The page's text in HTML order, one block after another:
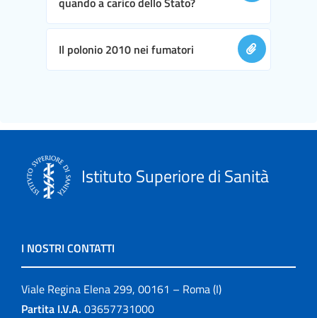
Il polonio 2010 nei fumatori
Istituto Superiore di Sanità
I NOSTRI CONTATTI
Viale Regina Elena 299, 00161 – Roma (I)
Partita I.V.A. 03657731000